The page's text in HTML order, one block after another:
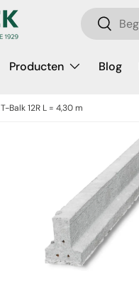
Zoeken
Zoeken
Producten Blog
T-Balk 12R L = 4,30 m